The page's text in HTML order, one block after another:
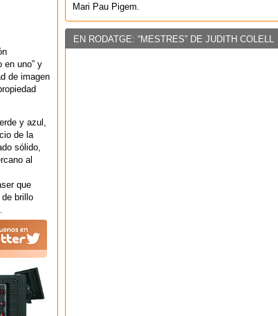
en uno” y
de imagen
y azul,
de la
sólido,
al
que
brillo
Mari Pau Pigem.
EN RODATGE: “MESTRES” DE JUDITH COLELL